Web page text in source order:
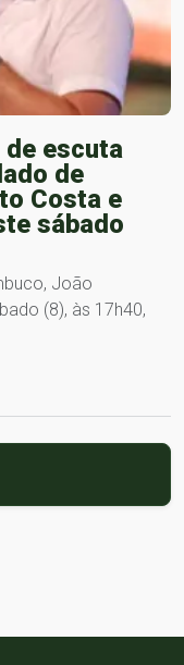
escuta
de
Costa e
sábado
João
(8), às 17h40,